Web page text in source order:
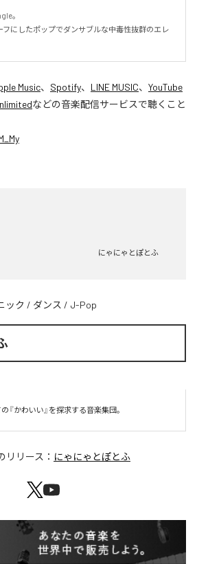
。
フにしたポップでダンサブルな中毒性抜群のエレ
Music、 Spotify、 LINE MUSIC、 YouTube
などの音楽配信サービスで聴くこと
にゃにゃとぽとふ
ック / ダンス / J-Pop
『かわいい』を探求する音楽集団。
リリース： にゃにゃとぽとふ